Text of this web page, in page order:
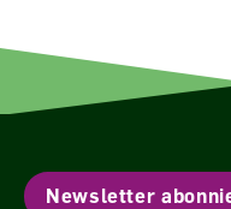
Newsletter